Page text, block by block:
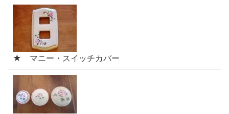
★ マニー・スイッチカバー